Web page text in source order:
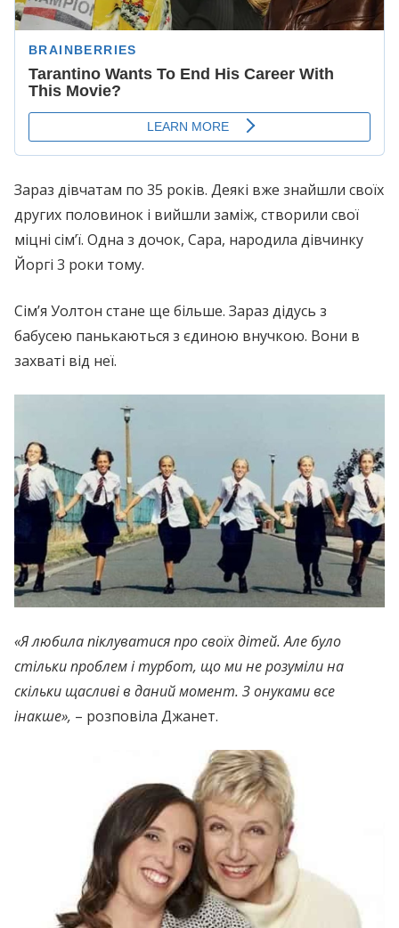
Зараз дівчатам по 35 років. Деякі вже знайшли своїх
других половинок і вийшли заміж, створили свої
міцні сім’ї. Одна з дочок, Сара, наpодила дівчинку
Йоргі 3 роки тому.
Сім’я Уолтон стане ще більше. Зараз дідусь з
бабусею панькаються з єдиною внучкою. Вони в
захваті від неї.
«Я любила піклуватися про своїх дітей. Але було
стільки проблем і турбот, що ми не розуміли на
скільки щасливі в даний момент. З онуками все
інакше», – розповіла Джанет.